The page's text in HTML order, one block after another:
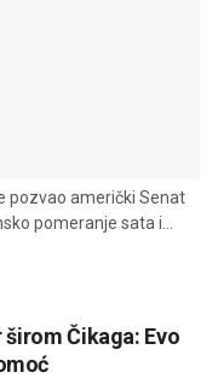
pozvao američki Senat
pomeranje sata i...
Čikaga: Evo